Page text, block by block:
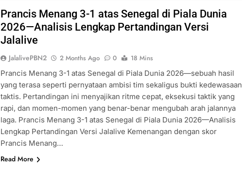
Prancis Menang 3-1 atas Senegal di Piala Dunia
2026—Analisis Lengkap Pertandingan Versi
Jalalive
JalalivePBN2 2 Months Ago 0
18 Mins
Prancis Menang 3-1 atas Senegal di Piala Dunia 2026—sebuah hasil
yang terasa seperti pernyataan ambisi tim sekaligus bukti kedewasaan
taktis. Pertandingan ini menyajikan ritme cepat, eksekusi taktik yang
rapi, dan momen-momen yang benar-benar mengubah arah jalannya
laga. Prancis Menang 3-1 atas Senegal di Piala Dunia 2026—Analisis
Lengkap Pertandingan Versi Jalalive Kemenangan dengan skor
Prancis Menang…
Read More